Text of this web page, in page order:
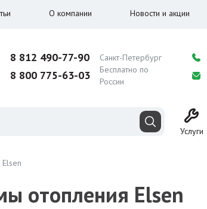
О компании Новости и акции
8 812 490-77-90 Санкт-Петербург
8 800 775-63-03
Бесплатно по
России
Услуги
отопления Elsen